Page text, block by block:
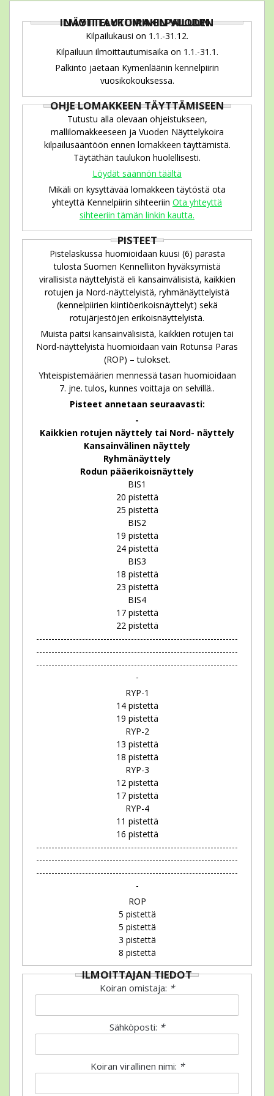
ILMOITTAUTUMINEN VUODEN NÄYTTELYKOIRAKILPAILUUN
Kilpailukausi on 1.1.-31.12.
Kilpailuun ilmoittautumisaika on 1.1.-31.1.
Palkinto jaetaan Kymenläänin kennelpiirin
vuosikokouksessa.
OHJE LOMAKKEEN TÄYTTÄMISEEN
Tutustu alla olevaan ohjeistukseen,
mallilomakkeeseen ja Vuoden Näyttelykoira
kilpailusääntöön ennen lomakkeen täyttämistä.
Täytäthän taulukon huolellisesti.
Löydät säännön täältä
Mikäli on kysyttävää lomakkeen täytöstä ota
yhteyttä Kennelpiirin sihteeriin Ota yhteyttä
sihteeriin tämän linkin kautta.
PISTEET
Pistelaskussa huomioidaan kuusi (6) parasta
tulosta Suomen Kennelliiton hyväksymistä
virallisista näyttelyistä eli kansainvälisistä, kaikkien
rotujen ja Nord-näyttelyistä, ryhmänäyttelyistä
(kennelpiirien kiintiöerikoisnäyttelyt) sekä
rotujärjestöjen erikoisnäyttelyistä.
Muista paitsi kansainvälisistä, kaikkien rotujen tai
Nord-näyttelyistä huomioidaan vain Rotunsa Paras
(ROP) – tulokset.
Yhteispistemäärien mennessä tasan huomioidaan
7. jne. tulos, kunnes voittaja on selvillä..
Pisteet annetaan seuraavasti:
-
Kaikkien rotujen näyttely tai Nord- näyttely
Kansainvälinen näyttely
Ryhmänäyttely
Rodun pääerikoisnäyttely
BIS1
20 pistettä
25 pistettä
BIS2
19 pistettä
24 pistettä
BIS3
18 pistettä
23 pistettä
BIS4
17 pistettä
22 pistettä
------------------------------------------------------------------
------------------------------------------------------------------
------------------------------------------------------------------
-
RYP-1
14 pistettä
19 pistettä
RYP-2
13 pistettä
18 pistettä
RYP-3
12 pistettä
17 pistettä
RYP-4
11 pistettä
16 pistettä
------------------------------------------------------------------
------------------------------------------------------------------
------------------------------------------------------------------
-
ROP
5 pistettä
5 pistettä
3 pistettä
8 pistettä
ILMOITTAJAN TIEDOT
Koiran omistaja: *
Sähköposti: *
Koiran virallinen nimi: *